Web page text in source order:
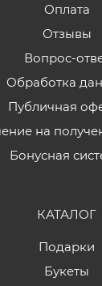
Оплата
Отзывы
Вопрос-
Обработка
Публичная
на
Бонусная
КАТАЛОГ
Подарки
Букеты